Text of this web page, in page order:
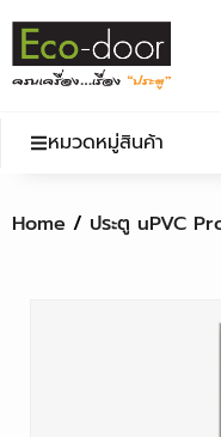
หมวดหมู่สินค้า
Home / ประตู uPVC